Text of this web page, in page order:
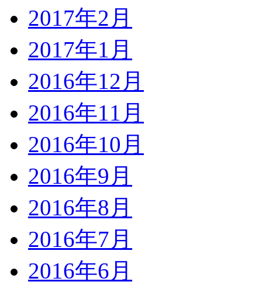
2017年2月
2017年1月
2016年12月
2016年11月
2016年10月
2016年9月
2016年8月
2016年7月
2016年6月